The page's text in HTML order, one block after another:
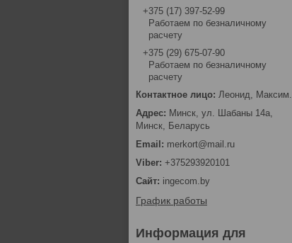
+375 (17) 397-52-99
Работаем по безналичному
расчету
+375 (29) 675-07-90
Работаем по безналичному
расчету
Леонид, Максим.
Минск, ул. Шабаны 14а,
Минск, Беларусь
merkort@mail.ru
+375293920101
ingecom.by
График работы
Информация для